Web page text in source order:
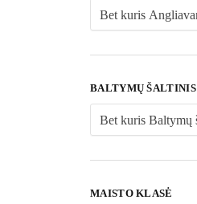
BALTYMŲ ŠALTINIS
MAISTO KLASĖ